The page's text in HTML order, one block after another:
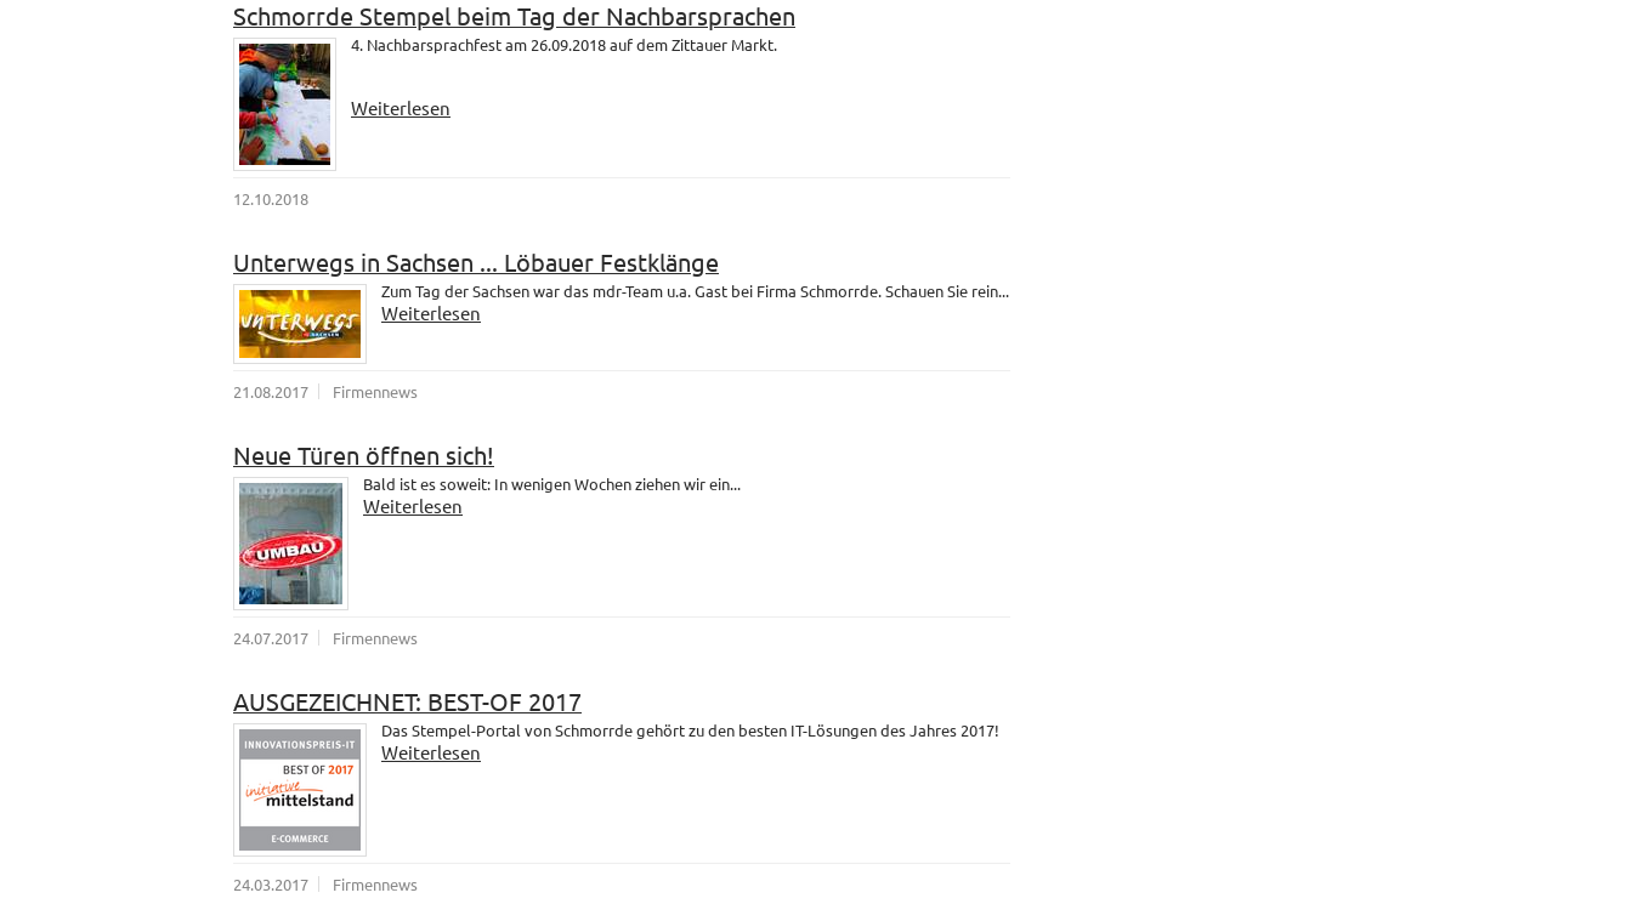
Schmorrde Stempel beim Tag der Nachbarsprachen
4. Nachbarsprachfest am 26.09.2018 auf dem Zittauer Markt.
Weiterlesen
12.10.2018
Unterwegs in Sachsen ... Löbauer Festklänge
Zum Tag der Sachsen war das mdr-Team u.a. Gast bei Firma Schmorrde. Schauen Sie rein...
Weiterlesen
21.08.2017 Firmennews
Neue Türen öffnen sich!
Bald ist es soweit: In wenigen Wochen ziehen wir ein...
Weiterlesen
24.07.2017 Firmennews
AUSGEZEICHNET: BEST-OF 2017
Das Stempel-Portal von Schmorrde gehört zu den besten IT-Lösungen des Jahres 2017!
Weiterlesen
24.03.2017 Firmennews